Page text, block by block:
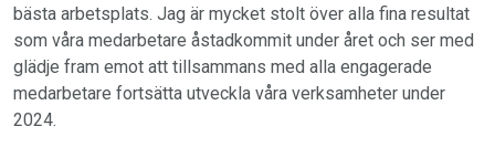
bästa arbetsplats. Jag är mycket stolt över alla fina resultat
som våra medarbetare åstadkommit under året och ser med
glädje fram emot att tillsammans med alla engagerade
medarbetare fortsätta utveckla våra verksamheter under
2024.